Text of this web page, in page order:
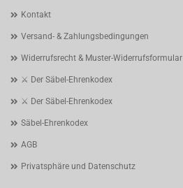
Kontakt
Versand- & Zahlungsbedingungen
Widerrufsrecht & Muster-Widerrufsformular
⚔️ Der Säbel-Ehrenkodex
⚔️ Der Säbel-Ehrenkodex
Säbel-Ehrenkodex
AGB
Privatsphäre und Datenschutz